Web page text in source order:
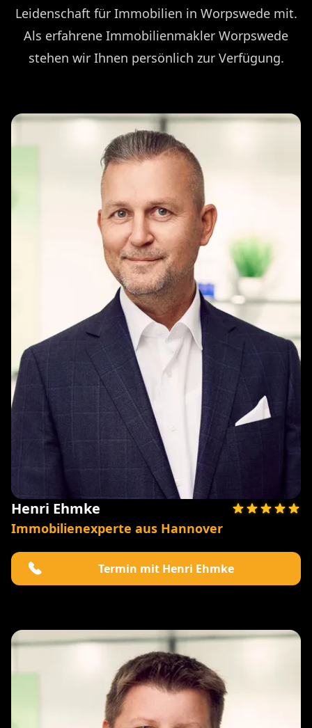
Leidenschaft für Immobilien in Worpswede mit.
Als erfahrene Immobilienmakler Worpswede
stehen wir Ihnen persönlich zur Verfügung.
Henri Ehmke
Immobilienexperte aus Hannover
Termin mit Henri Ehmke